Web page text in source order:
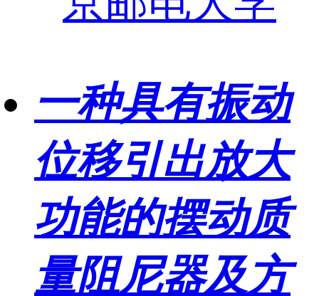
一种具有振动
位移引出放大
功能的摆动质
量阻尼器及方